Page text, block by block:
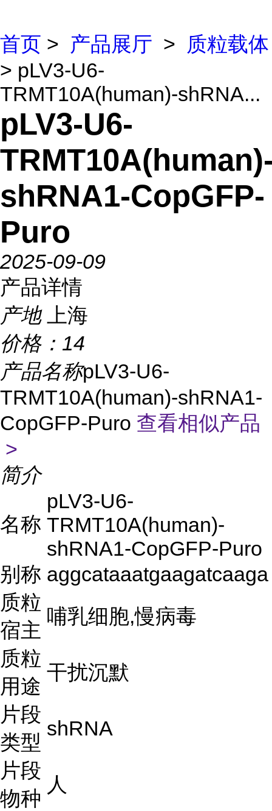
首页 > 产品展厅 >
质粒载体
> pLV3-U6-
TRMT10A(human)-shRNA...
pLV3-U6-
shRNA1-CopGFP-
Puro
2025-09-09
产品详情
产地
上海
价格： 14
产品名称pLV3-U6-
TRMT10A(human)-shRNA1-
CopGFP-Puro 查看相似产品
>
简介
名称
pLV3-U6-
TRMT10A(human)-
shRNA1-CopGFP-Puro
别称 aggcataaatgaagatcaaga
质粒
宿主
哺乳细胞,慢病毒
质粒
用途
干扰沉默
片段
类型
shRNA
片段
物种
人